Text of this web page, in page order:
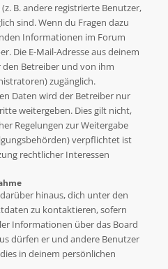
B. andere registrierte Benutzer,
sind. Wenn du Fragen dazu
Informationen im Forum
Die E-Mail-Adresse aus deinem
Betreiber und von ihm
zugänglich.
Daten wird der Betreiber nur
weitergeben. Dies gilt nicht,
Regelungen zur Weitergabe
verpflichtet ist
rechtlicher Interessen
hinaus, dich unter den
zu kontaktieren, sofern
Informationen über das Board
dürfen er und andere Benutzer
in deinem persönlichen